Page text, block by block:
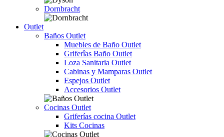
Dornbracht
Outlet
Baños Outlet
Muebles de Baño Outlet
Griferîas Baño Outlet
Loza Sanitaria Outlet
Cabinas y Mamparas Outlet
Espejos Outlet
Accesorios Outlet
Cocinas Outlet
Griferías cocina Outlet
Kits Cocinas